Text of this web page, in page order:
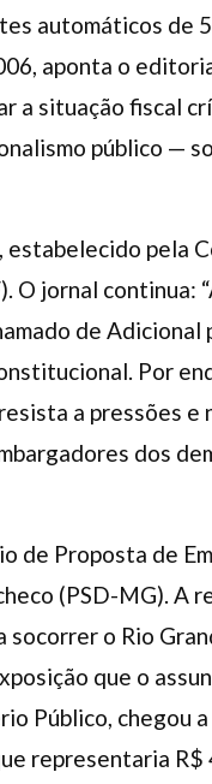
automáticos de
aponta o
a situação fiscal
público —
pela
O jornal continua:
de Adicional
Por
a pressões e
dos
de Proposta de
(PSD-MG). A
o Rio
que o
Público, chegou
representaria R$